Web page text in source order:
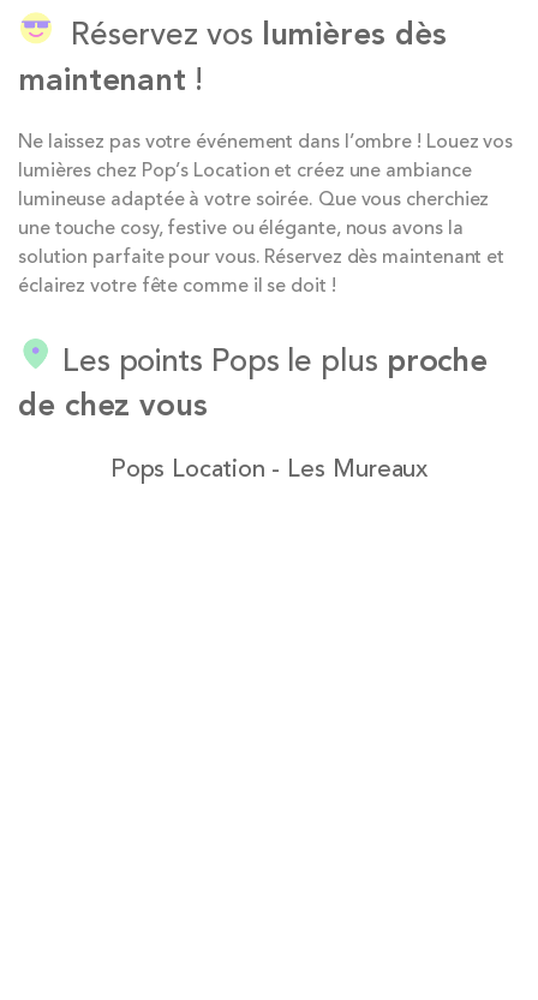
Réservez vos lumières dès
maintenant !
Ne laissez pas votre événement dans l’ombre ! Louez vos
lumières chez Pop’s Location et créez une ambiance
lumineuse adaptée à votre soirée. Que vous cherchiez
une touche cosy, festive ou élégante, nous avons la
solution parfaite pour vous. Réservez dès maintenant et
éclairez votre fête comme il se doit !
Les points Pops le plus proche
de chez vous
Pops Location - Les Mureaux